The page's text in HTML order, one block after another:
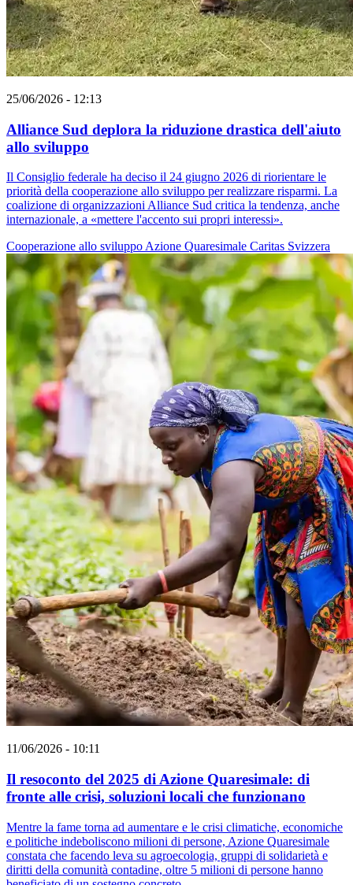
25/06/2026 - 12:13
Alliance Sud deplora la riduzione drastica dell'aiuto
allo sviluppo
Il Consiglio federale ha deciso il 24 giugno 2026 di riorientare le
priorità della cooperazione allo sviluppo per realizzare risparmi. La
coalizione di organizzazioni Alliance Sud critica la tendenza, anche
internazionale, a «mettere l'accento sui propri interessi».
Cooperazione allo sviluppo Azione Quaresimale Caritas Svizzera
11/06/2026 - 10:11
Il resoconto del 2025 di Azione Quaresimale: di
fronte alle crisi, soluzioni locali che funzionano
Mentre la fame torna ad aumentare e le crisi climatiche, economiche
e politiche indeboliscono milioni di persone, Azione Quaresimale
constata che facendo leva su agroecologia, gruppi di solidarietà e
diritti della comunità contadine, oltre 5 milioni di persone hanno